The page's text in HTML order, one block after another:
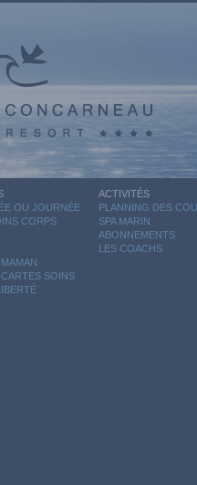
OU JOURNÉE
CORPS
SOINS
ACTIVITÉS
PLANNING DES
SPA MARIN
ABONNEMENTS
LES COACHS